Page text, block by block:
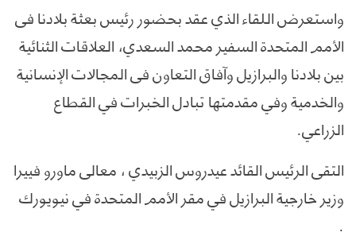
واستعرض اللقاء الذي عقد بحضور رئيس بعثة بلادنا في
الأمم المتحدة السفير محمد السعدي، العلاقات الثنائية
بين بلادنا والبرازيل وآفاق التعاون في المجالات الإنسانية
والخدمية وفي مقدمتها تبادل الخبرات في القطاع
الزراعي.
التقى الرئيس القائد عيدروس الزبيدي ، معالي ماورو فييرا
وزير خارجية البرازيل في مقر الأمم المتحدة في نيويورك
.